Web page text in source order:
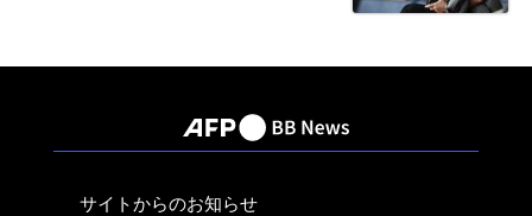
サイトからのお知らせ